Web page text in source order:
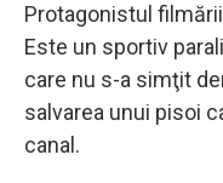
Protagonistul
Este un sportiv
care nu s-a simţit
salvarea unui pisoi
canal.